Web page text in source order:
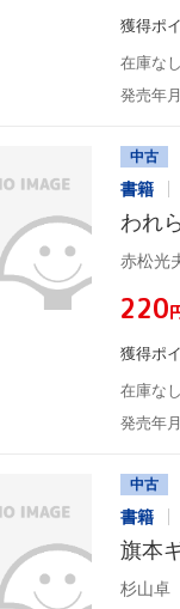
獲得ポ
在庫なし
発売年
中古
書籍
われ
赤松光
¥220
獲得ポ
在庫なし
発売年
中古
書籍
旗本
杉山卓